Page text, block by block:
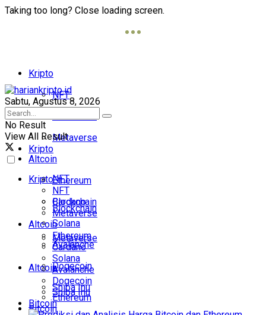
Taking too long? Close loading screen.
Kripto
NFT
Blockchain
Metaverse
Altcoin
Ethereum
Cardano
Solana
Avalanche
Dogecoin
Shiba Inu
Bitcoin
Sabtu, Agustus 8, 2026
No Result
View All Result
Kripto
NFT
Blockchain
Metaverse
Altcoin
Ethereum
Kripto
NFT
Blockchain
Metaverse
Altcoin
Ethereum
Cardano
Solana
Avalanche
Dogecoin
Shiba Inu
Bitcoin